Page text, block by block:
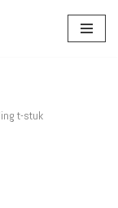
t-stuk